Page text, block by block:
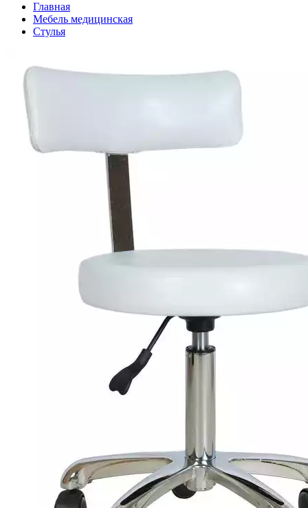
Главная
Мебель медицинская
Стулья